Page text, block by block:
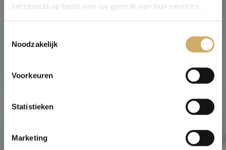
verzameld op basis van uw gebruik van hun services.
Noodzakelijk
Voorkeuren
Statistieken
Marketing
Vacancy: Front
Office Employee